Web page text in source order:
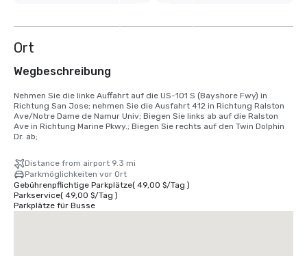
Ort
Wegbeschreibung
Nehmen Sie die linke Auffahrt auf die US-101 S (Bayshore Fwy) in
Richtung San Jose; nehmen Sie die Ausfahrt 412 in Richtung Ralston
Ave/Notre Dame de Namur Univ; Biegen Sie links ab auf die Ralston
Ave in Richtung Marine Pkwy.; Biegen Sie rechts auf den Twin Dolphin
Dr. ab;
Distance from airport 9.3 mi
Parkmöglichkeiten vor Ort
Gebührenpflichtige Parkplätze( 49,00 $/Tag )
Parkservice( 49,00 $/Tag )
Parkplätze für Busse